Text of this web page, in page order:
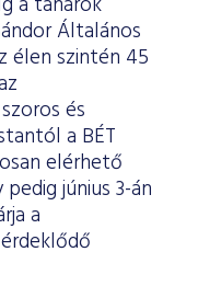
Általános
élen szintén 45
és
a BÉT
elérhető
június 3-án
a